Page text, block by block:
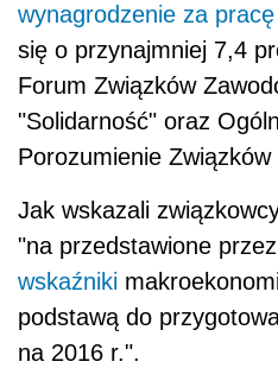
wynagrodzenie za pracę
się o przynajmniej 7,4
Forum Związków
"Solidarność" oraz
Porozumienie
Jak wskazali
"na przedstawione
wskaźniki
podstawą do
na 2016 r.".